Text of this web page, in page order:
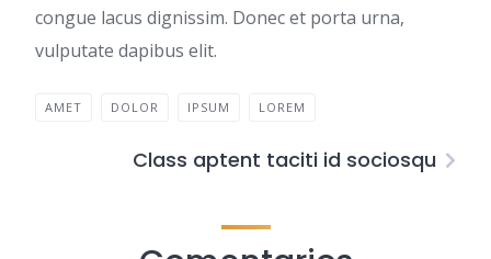
congue lacus dignissim. Donec et porta urna,
vulputate dapibus elit.
AMET DOLOR IPSUM LOREM
Class aptent taciti id sociosqu